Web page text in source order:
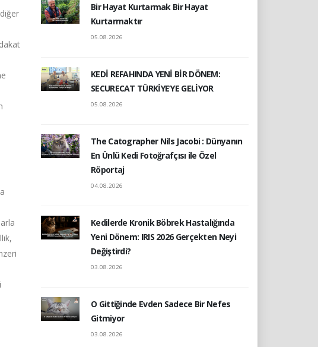
Bir Hayat Kurtarmak Bir Hayat
Kurtarmaktır
05.08.2026
KEDİ REFAHINDA YENİ BİR DÖNEM:
SECURECAT TÜRKİYE’YE GELİYOR
05.08.2026
The Catographer Nils Jacobi : Dünyanın
En Ünlü Kedi Fotoğrafçısı ile Özel
Röportaj
04.08.2026
Kedilerde Kronik Böbrek Hastalığında
Yeni Dönem: IRIS 2026 Gerçekten Neyi
Değiştirdi?
03.08.2026
O Gittiğinde Evden Sadece Bir Nefes
Gitmiyor
03.08.2026